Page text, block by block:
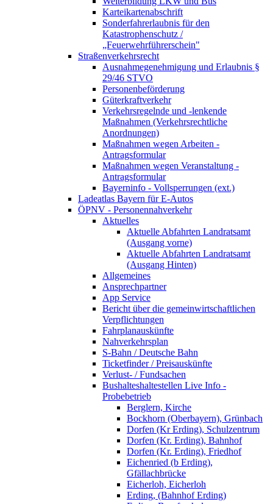
Karteikartenabschrift
Sonderfahrerlaubnis für den
Katastrophenschutz /
„Feuerwehrführerschein"
Straßenverkehrsrecht
Ausnahmegenehmigung und Erlaubnis §
29/46 STVO
Personenbeförderung
Güterkraftverkehr
Verkehrsregelnde und -lenkende
Maßnahmen (Verkehrsrechtliche
Anordnungen)
Maßnahmen wegen Arbeiten -
Antragsformular
Maßnahmen wegen Veranstaltung -
Antragsformular
Bayerninfo - Vollsperrungen (ext.)
Ladeatlas Bayern für E-Autos
ÖPNV - Personennahverkehr
Aktuelles
Aktuelle Abfahrten Landratsamt
(Ausgang vorne)
Aktuelle Abfahrten Landratsamt
(Ausgang Hinten)
Allgemeines
Ansprechpartner
App Service
Bericht über die gemeinwirtschaftlichen
Verpflichtungen
Fahrplanauskünfte
Nahverkehrsplan
S-Bahn / Deutsche Bahn
Ticketfinder / Preisauskünfte
Verlust- / Fundsachen
Bushalteshaltestellen Live Info -
Probebetrieb
Berglern, Kirche
Bockhorn (Oberbayern), Grünbach
Dorfen (Kr Erding), Schulzentrum
Dorfen (Kr. Erding), Bahnhof
Dorfen (Kr. Erding), Friedhof
Eichenried (b Erding),
Gfällachbrücke
Eicherloh, Eicherloh
Erding, (Bahnhof Erding)